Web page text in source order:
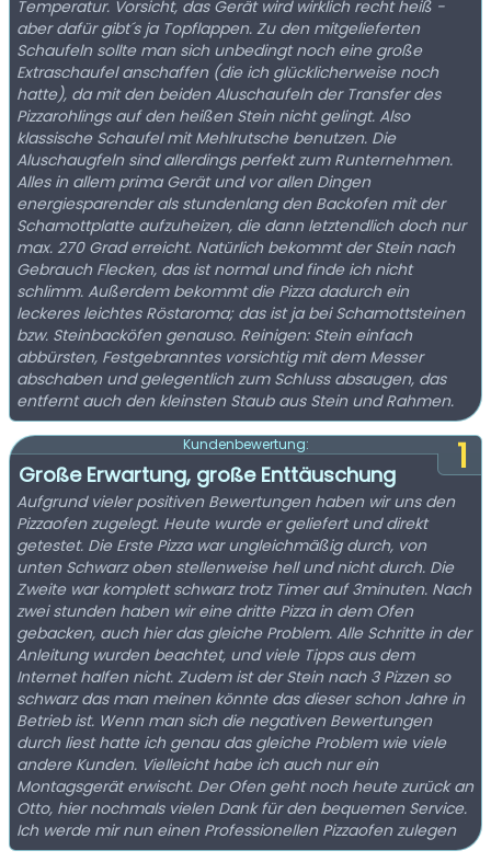
Temperatur. Vorsicht, das Gerät wird wirklich recht heiß -
aber dafür gibt´s ja Topflappen. Zu den mitgelieferten
Schaufeln sollte man sich unbedingt noch eine große
Extraschaufel anschaffen (die ich glücklicherweise noch
hatte), da mit den beiden Aluschaufeln der Transfer des
Pizzarohlings auf den heißen Stein nicht gelingt. Also
klassische Schaufel mit Mehlrutsche benutzen. Die
Aluschaugfeln sind allerdings perfekt zum Runternehmen.
Alles in allem prima Gerät und vor allen Dingen
energiesparender als stundenlang den Backofen mit der
Schamottplatte aufzuheizen, die dann letztendlich doch nur
max. 270 Grad erreicht. Natürlich bekommt der Stein nach
Gebrauch Flecken, das ist normal und finde ich nicht
schlimm. Außerdem bekommt die Pizza dadurch ein
leckeres leichtes Röstaroma; das ist ja bei Schamottsteinen
bzw. Steinbacköfen genauso. Reinigen: Stein einfach
abbürsten, Festgebranntes vorsichtig mit dem Messer
abschaben und gelegentlich zum Schluss absaugen, das
entfernt auch den kleinsten Staub aus Stein und Rahmen.
1
Kundenbewertung:
Große Erwartung, große Enttäuschung
Aufgrund vieler positiven Bewertungen haben wir uns den
Pizzaofen zugelegt. Heute wurde er geliefert und direkt
getestet. Die Erste Pizza war ungleichmäßig durch, von
unten Schwarz oben stellenweise hell und nicht durch. Die
Zweite war komplett schwarz trotz Timer auf 3minuten. Nach
zwei stunden haben wir eine dritte Pizza in dem Ofen
gebacken, auch hier das gleiche Problem. Alle Schritte in der
Anleitung wurden beachtet, und viele Tipps aus dem
Internet halfen nicht. Zudem ist der Stein nach 3 Pizzen so
schwarz das man meinen könnte das dieser schon Jahre in
Betrieb ist. Wenn man sich die negativen Bewertungen
durch liest hatte ich genau das gleiche Problem wie viele
andere Kunden. Vielleicht habe ich auch nur ein
Montagsgerät erwischt. Der Ofen geht noch heute zurück an
Otto, hier nochmals vielen Dank für den bequemen Service.
Ich werde mir nun einen Professionellen Pizzaofen zulegen